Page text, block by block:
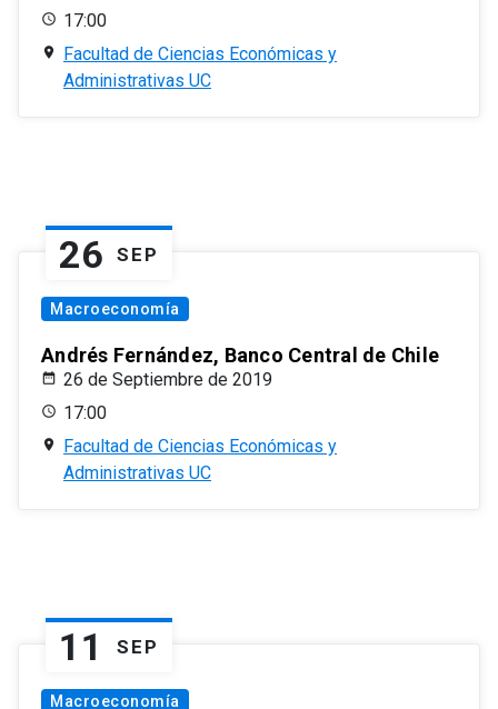
17:00
Facultad de Ciencias Económicas y
Administrativas UC
26 SEP
Macroeconomía
Andrés Fernández, Banco Central de Chile
26 de Septiembre de 2019
17:00
Facultad de Ciencias Económicas y
Administrativas UC
11 SEP
Macroeconomía